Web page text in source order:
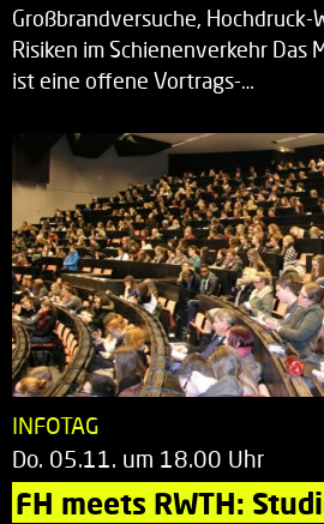
Großbrandversuche, Hochdruck-
Risiken im Schienenverkehr Das
ist eine offene Vortrags-…
INFOTAG
Do. 05.11. um 18.00 Uhr
FH meets RWTH: